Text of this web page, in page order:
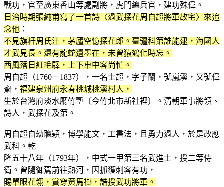
戰功，官至廣東香山等處副將，虎門總兵官，建功殊偉。
日治時期張純甫寫了一首詩〈過武探花周自超將軍故宅〉來追
念他 ：
不見旗杆周氏汪，茅廬空憶探花郎。臺疆科第誰能逮，海國人
才武見長。還有龍蛇遺墨在，未曾猿鶴化時忘。
西風落日紅毛驛，上下車中客尚忙。
周自超（1760－1837），一名士超，字子蘭，號嵐溪，又號偉
齋， 福建泉州府永春桃城桃溪村人，
生於台灣府淡水廳竹塹〔今竹北市新社裡〕。清朝軍事將領、
詩人，武探花及第。
周自超自幼聰穎，博學能文，工書法，且勇力過人，於是改應
武科。乾
隆五十八年（1793年），中式一甲第三名武進士，授二等侍
衛。曾隨御駕前往熱河，因抓獲刺客有功，
賜單眼花翎，賞穿黃馬褂，誥授武功將軍。